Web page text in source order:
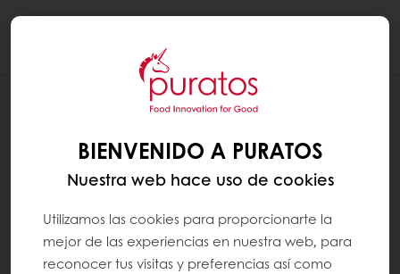
BIENVENIDO A PURATOS
Nuestra web hace uso de cookies
Utilizamos las cookies para proporcionarte la
mejor de las experiencias en nuestra web, para
reconocer tus visitas y preferencias así como